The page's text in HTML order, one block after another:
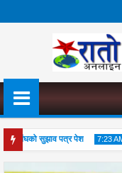
संघको सुझाव पत्र पेश 7:23 AM